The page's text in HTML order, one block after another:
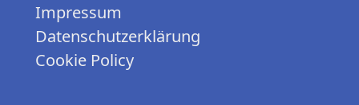
Impressum
Datenschutzerklärung
Cookie Policy